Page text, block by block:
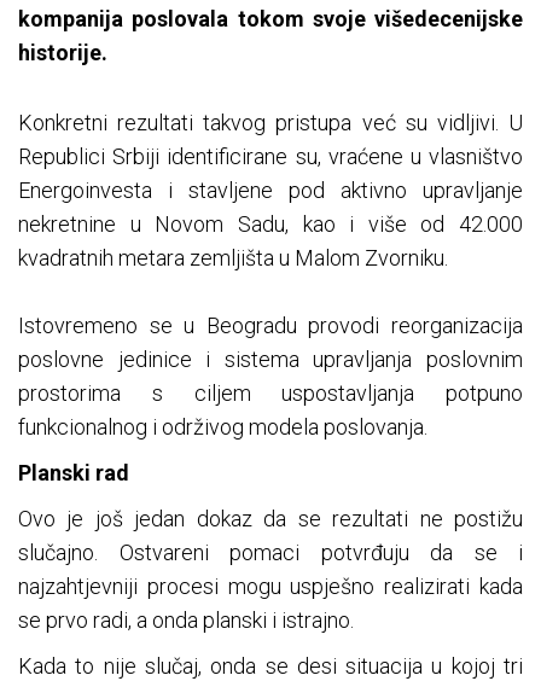
kompanija poslovala tokom svoje višedecenijske
historije.
Konkretni rezultati takvog pristupa već su vidljivi. U
Republici Srbiji identificirane su, vraćene u vlasništvo
Energoinvesta i stavljene pod aktivno upravljanje
nekretnine u Novom Sadu, kao i više od 42.000
kvadratnih metara zemljišta u Malom Zvorniku.
Istovremeno se u Beogradu provodi reorganizacija
poslovne jedinice i sistema upravljanja poslovnim
prostorima s ciljem uspostavljanja potpuno
funkcionalnog i održivog modela poslovanja.
Planski rad
Ovo je još jedan dokaz da se rezultati ne postižu
slučajno. Ostvareni pomaci potvrđuju da se i
najzahtjevniji procesi mogu uspješno realizirati kada
se prvo radi, a onda planski i istrajno.
Kada to nije slučaj, onda se desi situacija u kojoj tri